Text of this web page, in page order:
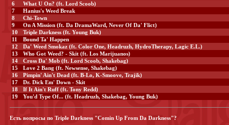
6
What U On? (ft. Lord Scoob)
7
Hanius's Weed Break
8
Chi-Town
9
On A Mission (ft. Da DramaWard, Never Of Da' Flict)
10
Triple Darkness (ft. Young Buk)
11
Bound Ta' Happen
12
Da' Weed Smokaz (ft. Color One, Headruzh, HydroTherapy, Lagic E.L.)
13
Who Got Weed? - Skit (ft. Los Marijuanos)
14
Cross Da' Mob (ft. Lord Scoob, Shakebag)
15
Love 2 Bang (ft. Newsense, Shakebag)
16
Pimpin' Ain't Dead (ft. B-Lo, K-Smoove, Trajik)
17
Dr. Dick Em' Down - Skit
18
If It Ain't Ruff (ft. Tony Redd)
19
You'd Type Of... (ft. Headruzh, Shakebag, Young Buk)
Есть вопросы по Triple Darkness "Comin Up From Da Darkness"?